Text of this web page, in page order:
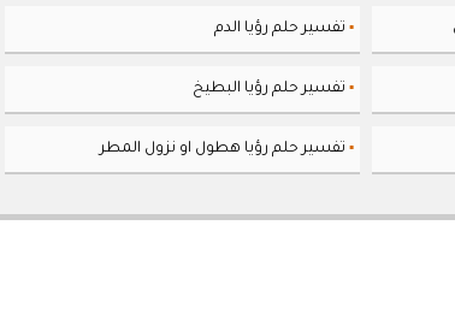
▪ تفسير حلم رؤيا الدم
▪ تفسير حلم رؤيا البطيخ
▪ تفسير حلم رؤيا هطول او نزول المطر